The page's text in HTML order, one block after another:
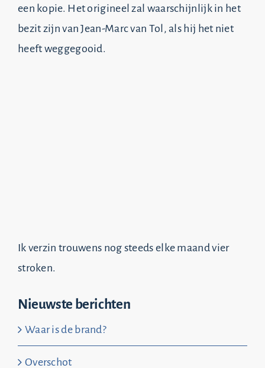
een kopie. Het origineel zal waarschijnlijk in het
bezit zijn van Jean-Marc van Tol, als hij het niet
heeft weggegooid.
Ik verzin trouwens nog steeds elke maand vier
stroken.
Nieuwste berichten
Waar is de brand?
Overschot